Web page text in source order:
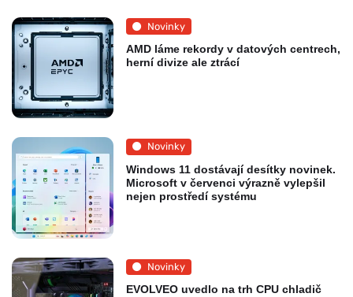
Novinky
AMD láme rekordy v datových centrech,
herní divize ale ztrácí
Novinky
Windows 11 dostávají desítky novinek.
Microsoft v červenci výrazně vylepšil
nejen prostředí systému
Novinky
EVOLVEO uvedlo na trh CPU chladič